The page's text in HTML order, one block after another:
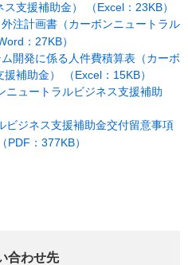
支援補助金） （Excel：23KB）
外注計画書（カーボンニュートラル
：27KB）
ム開発に係る人件費積算表（カーボ
補助金） （Excel：15KB）
ニュートラルビジネス支援補助
ビジネス支援補助金交付留意事項
PDF：377KB）
合わせ先